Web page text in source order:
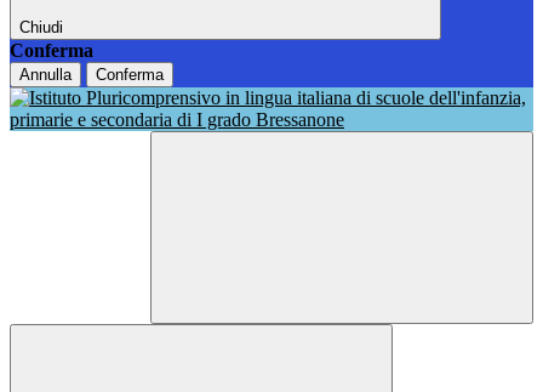
Chiudi
Conferma
Annulla Conferma